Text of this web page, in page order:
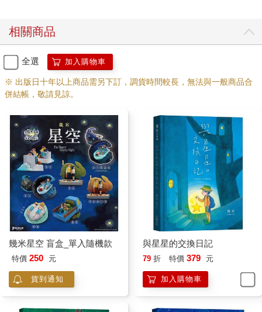
相關商品
全選 加入購物車
※ 出版日十年以上商品需另下訂，調貨時間較長，無法與一般商品合
併結帳，敬請見諒。
幾米星空 盲盒_單入隨機款
特價 250 元
貨到通知
與星星的交換日記
79 折 特價 379 元
加入購物車